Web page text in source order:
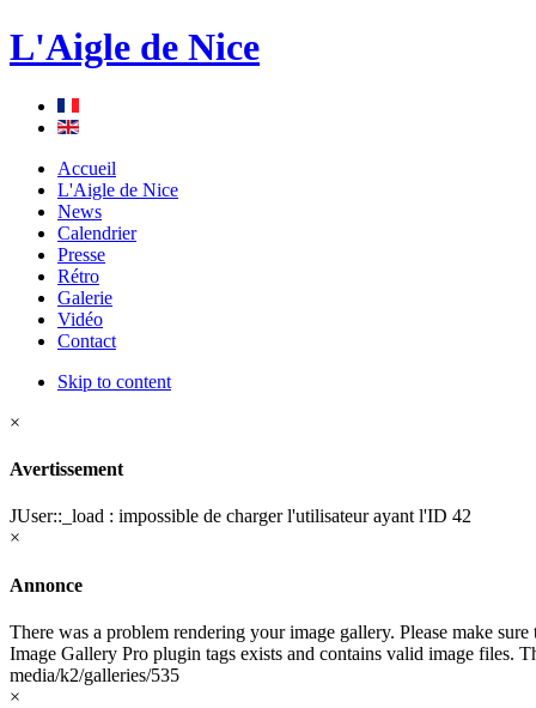
L'Aigle de Nice
Accueil
L'Aigle de Nice
News
Calendrier
Presse
Rétro
Galerie
Vidéo
Contact
Skip to content
×
Avertissement
JUser::_load : impossible de charger l'utilisateur ayant l'ID 42
×
Annonce
There was a problem rendering your image gallery. Please make
Image Gallery Pro plugin tags exists and contains valid image files.
media/k2/galleries/535
×